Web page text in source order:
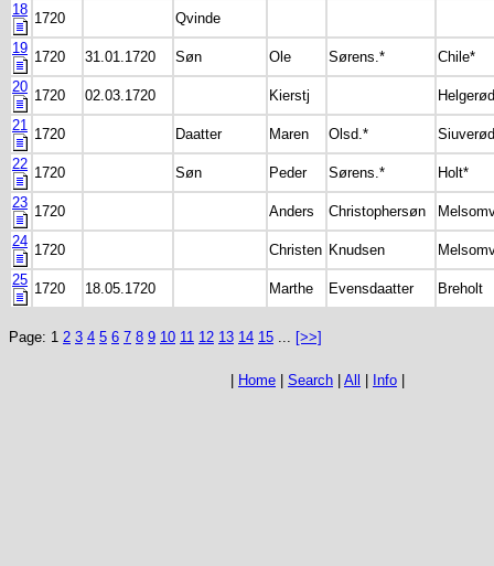
18
1720
Qvinde
19
1720 31.01.1720 Søn Ole Sørens.*
Chile*
20
1720 02.03.1720 Kierstj
Helgerød
21
1720 Daatter Maren Olsd.*
22
1720 Søn Peder Sørens.*
Holt*
23
1720 Anders Christophersøn
24
1720 Christen Knudsen
25
1720 18.05.1720 Marthe Evensdaatter Breholt
Page: 1 2 3 4 5 6 7 8 9 10 11 12 13 14 15 ... [>>]
Home Search All Info